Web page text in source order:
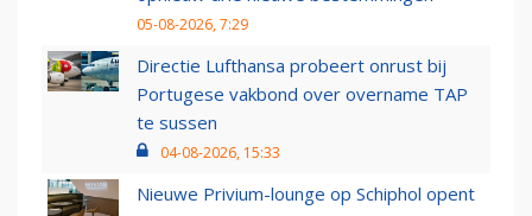
05-08-2026, 7:29
Directie Lufthansa probeert onrust bij
Portugese vakbond over overname TAP
te sussen
04-08-2026, 15:33
Nieuwe Privium-lounge op Schiphol opent